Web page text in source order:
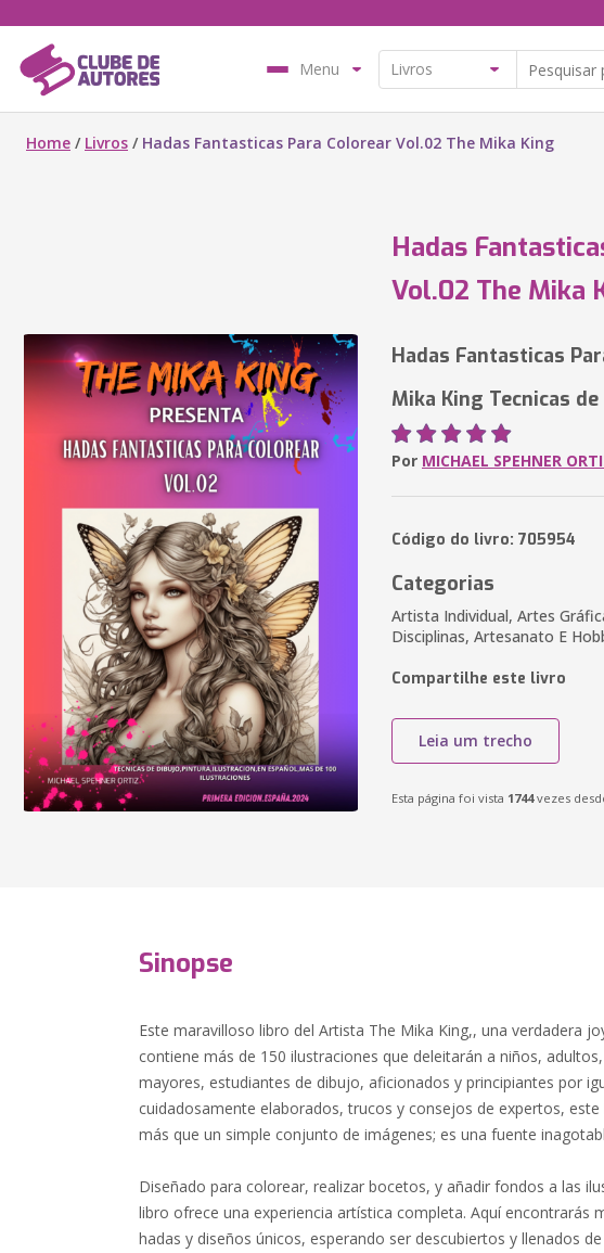
Menu
Home / Livros / Hadas Fantasticas Para Colorear Vol.02 The Mika King
Hadas
Vol.02 The Mika
Hadas Fantasticas
Mika King Tecnicas de
Por MICHAEL SPEHNER
Código do livro: 705954
Categorias
Artista Individual, Artes
Disciplinas, Artesanato E
Compartilhe este livro
Leia um trecho
Esta página foi vista 1744vezes
Sinopse
Este maravilloso libro del Artista The Mika King,, una verdadera
contiene más de 150 ilustraciones que deleitarán a niños,
mayores, estudiantes de dibujo, aficionados y principiantes por
cuidadosamente elaborados, trucos y consejos de expertos,
más que un simple conjunto de imágenes; es una fuente
Diseñado para colorear, realizar bocetos, y añadir fondos a las
libro ofrece una experiencia artística completa. Aquí encontrarás
hadas y diseños únicos, esperando ser descubiertos y llenados